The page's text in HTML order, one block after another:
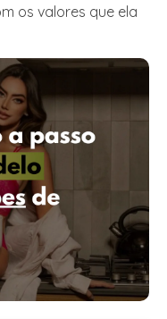
os valores que ela